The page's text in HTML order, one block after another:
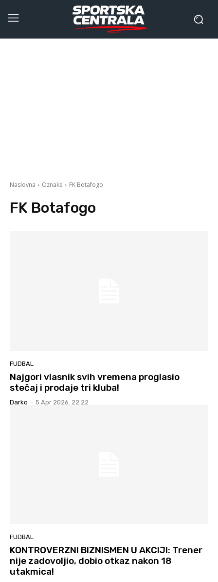
Naslovna Oznake FK Botafogo
FK Botafogo
FUDBAL
Najgori vlasnik svih vremena proglasio
stečaj i prodaje tri kluba!
Darko - 5 Apr 2026. 22:22
FUDBAL
KONTROVERZNI BIZNISMEN U AKCIJI: Trener
nije zadovoljio, dobio otkaz nakon 18
utakmica!